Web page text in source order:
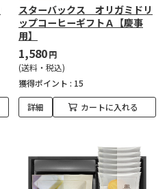
スターバックス オリガミドリ
ップコーヒーギフトＡ【慶事
用】
1,580円
(送料・税込)
獲得ポイント : 15
詳細 カートに入れる